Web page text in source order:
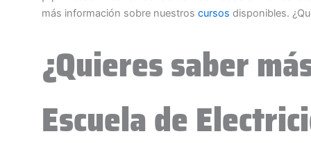
más información sobre nuestros cursos disponibles.
¿Quieres saber
Escuela de